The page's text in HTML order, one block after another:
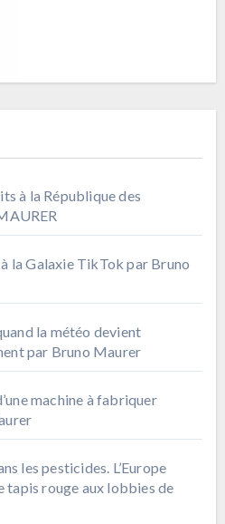
à la République des
la Galaxie TikTok par Bruno
la météo devient
par Bruno Maurer
machine à fabriquer
les pesticides. L’Europe
tapis rouge aux lobbies de